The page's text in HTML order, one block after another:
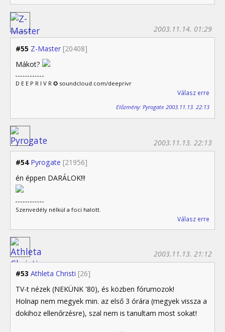
#55 Z-Master [20408]
2003.11.14. 01:29
Mákot?
D E E P R I V R ✪ soundcloud.com/deeprivr
Válasz erre
Előzmény: Pyrogate 2003.11.13. 22:13
#54 Pyrogate [21956]
2003.11.13. 22:13
én éppen DARÁLOK!!!
Szenvedély nélkül a foci halott.
Válasz erre
#53 Athleta Christi [26]
2003.11.13. 21:12
TV-t nézek (NEKÜNK '80), és közben fórumozok!
Holnap nem megyek min. az első 3 órára (megyek vissza a
dokihoz ellenőrzésre), szal nem is tanultam most sokat!